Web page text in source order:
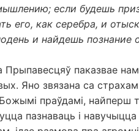
если будешь
его, как серебра, и
и найдешь познание
Прыпавесцяў паказвае
Яно звязана са
праўдамі, найперш
пазнаваць і